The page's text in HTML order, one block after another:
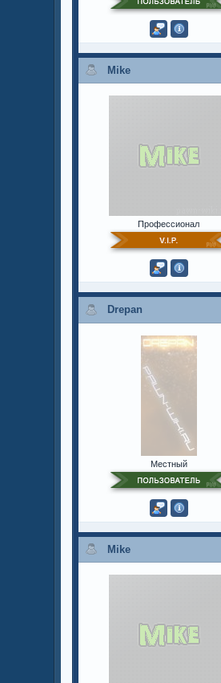
Mike
Профессионал
Drepan
Местный
Mike